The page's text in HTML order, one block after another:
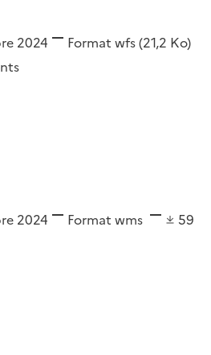
2024 Format wfs(21,2 Ko)
2024 Format wms
59